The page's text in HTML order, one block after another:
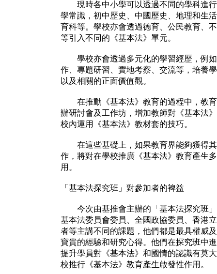
現時各中小學可以透過不同的學科進行
學常識，初中歷史、中國歷史、地理和生
育科等。學校亦會透過德育、公民教育、
等引入不同的《基本法》單元。
學校亦會透過多元化的學習經歷，例如
作、專題研習、實地考察、交流等，培養
以及相關的正面價值觀。
在推動《基本法》教育的過程中，教育
辦研討會及工作坊，增加教師對《基本法
校內運用《基本法》教材套的技巧。
在這些基礎上，如果教育界能夠獲得其
作，將對在學校推廣《基本法》教育產生
用。
「基本法探究班」對參加者的裨益
今次由基推會主辦的「基本法探究班」
基本法委員會委員、全國政協委員、香港
者等主講不同的課題，他們都是最具權威
寶貴的經驗和研究心得。他們在探究班中
提升學員對《基本法》和國情的認識有莫
校推行《基本法》教育產生啟發性作用。